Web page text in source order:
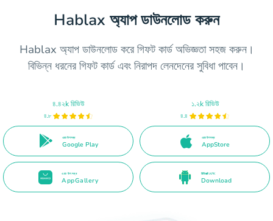
Hablax অ্যাপ ডাউনলোড করুন
Hablax অ্যাপ ডাউনলোড করে গিফট কার্ড অভিজ্ঞতা সহজ করুন।
বিভিন্ন ধরনের গিফট কার্ড এবং নিরাপদ লেনদেনের সুবিধা পাবেন।
৪.৪২k রিভিউ
৪.৮
এতে উপলব্ধ
Google Play
১.২k রিভিউ
৪.৪
এতে উপলব্ধ
AppStore
এতে উপলব্ধ
AppGallery
রিডিরেক্ট APK
Download